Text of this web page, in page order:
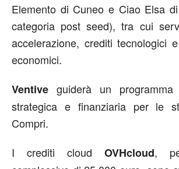
Elemento di Cuneo e Ciao Elsa
categoria post seed), tra cui
accelerazione, crediti tecnologici
economici.
Ventive guiderà un
strategica e finanziaria per le
Compri.
I crediti cloud OVHcloud,